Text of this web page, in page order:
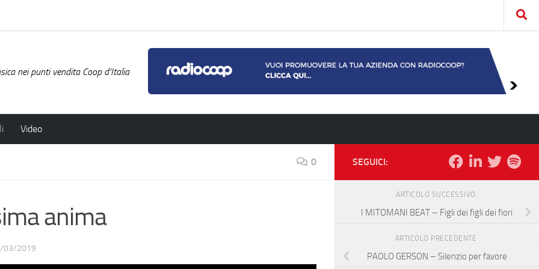
nei punti vendita Coop d'Italia
Video
0
anima
03/2019
SEGUICI:
ARTICOLO SUCCESSIVO
I MITOMANI BEAT – Figli dei figli dei fiori
ARTICOLO PRECEDENTE
PAOLO GERSON – Silenzio per favore